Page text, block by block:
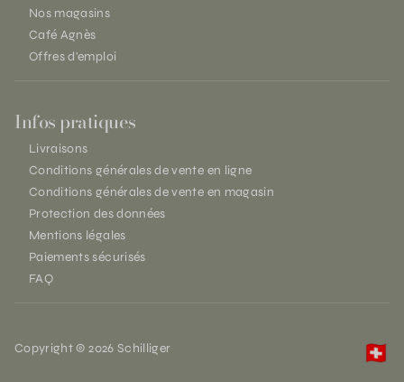
Nos magasins
Café Agnès
Offres d'emploi
Infos pratiques
Livraisons
Conditions générales de vente en ligne
Conditions générales de vente en magasin
Protection des données
Mentions légales
Paiements sécurisés
FAQ
Copyright © 2026 Schilliger 🇨🇭